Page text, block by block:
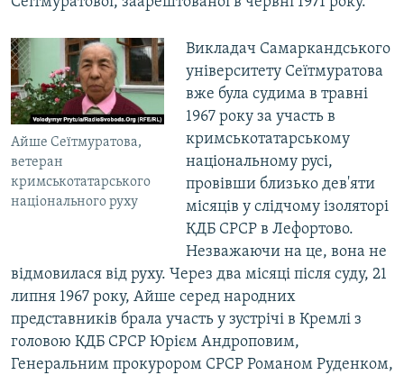
Айше Сеїтмуратова,
ветеран
кримськотатарського
національного руху
Викладач Самаркандського
університету Сеїтмуратова
вже була судима в травні
1967 року за участь в
кримськотатарському
національному русі,
провівши близько дев'яти
місяців у слідчому ізоляторі
КДБ СРСР в Лефортово.
Незважаючи на це, вона не
відмовилася від руху. Через два місяці після суду, 21
липня 1967 року, Айше серед народних
представників брала участь у зустрічі в Кремлі з
головою КДБ СРСР Юрієм Андроповим,
Генеральним прокурором СРСР Романом Руденком,